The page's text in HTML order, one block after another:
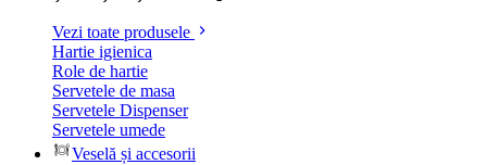
Vezi toate produsele
Hartie igienica
Role de hartie
Servetele de masa
Servetele Dispenser
Servetele umede
Veselă și accesorii